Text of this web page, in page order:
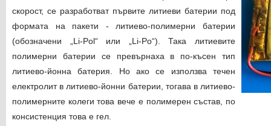
скорост, се разработват първите литиеви батерии под
формата на пакети - литиево-полимерни батерии
(обозначени „Li-Pol“ или „Li-Po“). Така литиевите
полимерни батерии се превърнаха в по-късен тип
литиево-йонна батерия. Но ако се използва течен
електролит в литиево-йонни батерии, тогава в литиево-
полимерните колеги това вече е полимерен състав, по
консистенция това е гел.